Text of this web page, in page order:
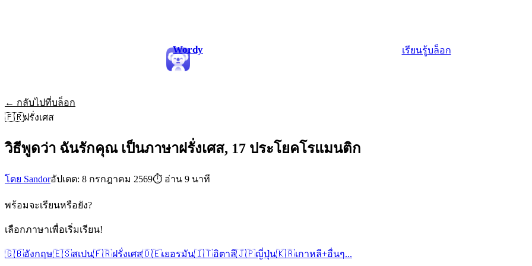
Wordy เรียนรู้บล็อก
← กลับไปที่บล็อก
🇫🇷ฝรั่งเศส
วิธีพูดว่า ฉันรักคุณ เป็นภาษาฝรั่งเศส, 17 ประโยคโรแมนติก
โดย Sandorอัปเดต: 8 กรกฎาคม 2569⏱ อ่าน 9 นาที
พร้อมจะเรียนหรือยัง?
เลือกภาษาเพื่อเริ่มเรียน!
🇬🇧อังกฤษ🇪🇸สเปน🇫🇷ฝรั่งเศส🇩🇪เยอรมัน🇮🇹อิตาลี🇯🇵ญี่ปุ่น🇰🇷เกาหลี+อื่นๆ...